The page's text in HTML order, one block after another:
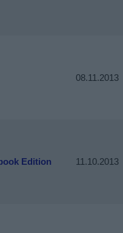
08.11.2013
Edition 11.10.2013